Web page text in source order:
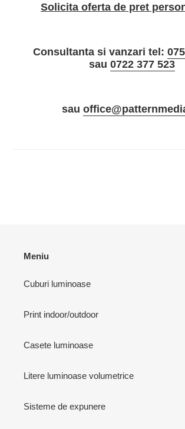
Solicita oferta de pret
Consultanta si vanzari tel:
sau 0722 377 523
sau
Meniu
Cuburi luminoase
Print indoor/outdoor
Casete luminoase
Litere luminoase volumetrice
Sisteme de expunere